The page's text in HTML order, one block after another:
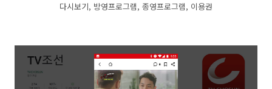
다시보기, 방영프로그램, 종영프로그램, 이용권